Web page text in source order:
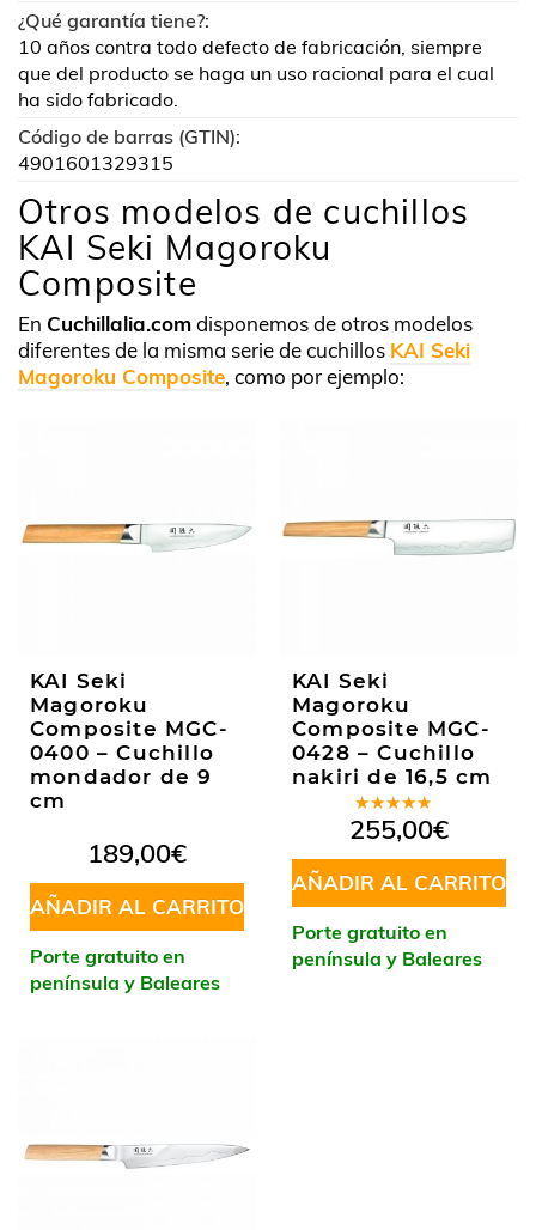
¿Qué garantía tiene?:
10 años contra todo defecto de fabricación, siempre
que del producto se haga un uso racional para el cual
ha sido fabricado.
Código de barras (GTIN):
4901601329315
Otros modelos de cuchillos
KAI Seki Magoroku
Composite
En Cuchillalia.comdisponemos de otros modelos
diferentes de la misma serie de cuchillos KAI Seki
Magoroku Composite, como por ejemplo:
KAI Seki
Magoroku
Composite MGC-
0400 – Cuchillo
mondador de 9
cm
189,00€
AÑADIR AL CARRITO
Porte gratuito en
península y Baleares
KAI Seki
Magoroku
Composite MGC-
0428 – Cuchillo
nakiri de 16,5 cm
Valorado
en5.00de
5
255,00€
AÑADIR AL CARRITO
Porte gratuito en
península y Baleares